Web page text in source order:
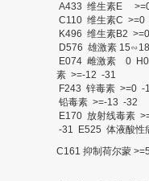
A433 维生素E
C110 维生素C >=0
K496 维生素B2
D576 雄激素
E074 雌激素 0
素 >=-12 -31
F243 锌毒素 >=0
铅毒素 >=-13 -32
E170 放射线毒素
-31 E525 体液酸性
C161 抑制荷尔蒙